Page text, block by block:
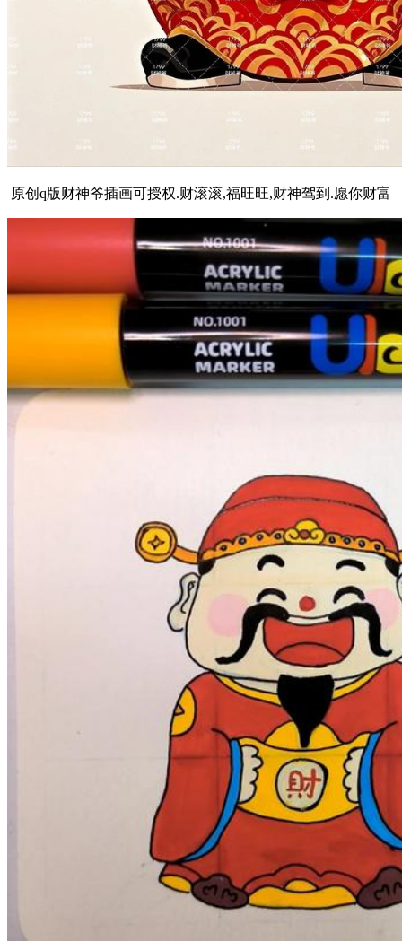
原创q版财神爷插画可授权.财滚滚,福旺旺,财神驾到.愿你财富